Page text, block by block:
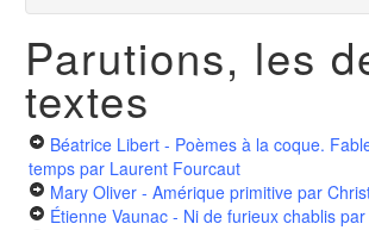
Parutions, les
textes
Béatrice Libert - Poèmes à la coque.
temps par Laurent Fourcaut
Mary Oliver - Amérique primitive par
Étienne Vaunac - Ni de furieux chablis par